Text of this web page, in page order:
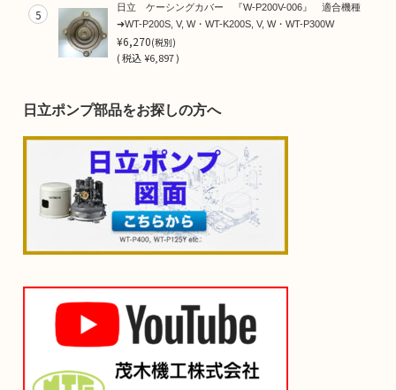
5
日立 ケーシングカバー 『W-P200V-006』 適合機種
➜WT-P200S, V, W・WT-K200S, V, W・WT-P300W
¥6,270(税別)
(税込¥6,897 )
日立ポンプ部品をお探しの方へ